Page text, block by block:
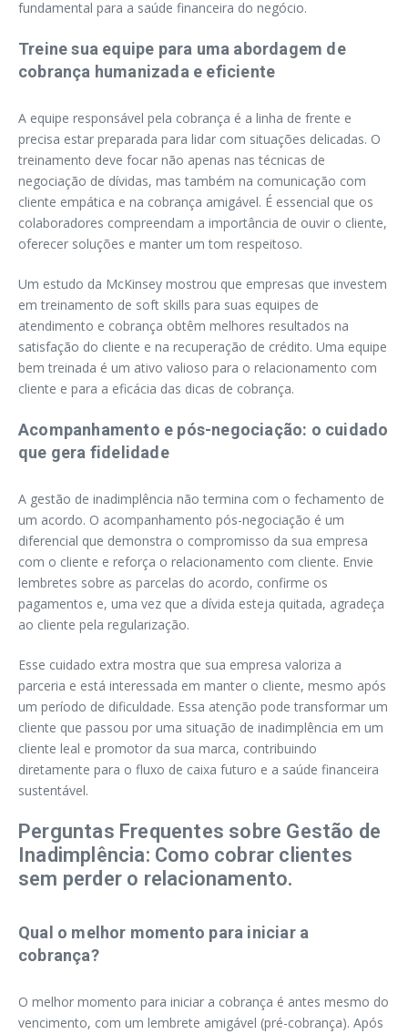
fundamental para a saúde financeira do negócio.
Treine sua equipe para uma abordagem de
cobrança humanizada e eficiente
A equipe responsável pela cobrança é a linha de frente e
precisa estar preparada para lidar com situações delicadas. O
treinamento deve focar não apenas nas técnicas de
negociação de dívidas, mas também na comunicação com
cliente empática e na cobrança amigável. É essencial que os
colaboradores compreendam a importância de ouvir o cliente,
oferecer soluções e manter um tom respeitoso.
Um estudo da McKinsey mostrou que empresas que investem
em treinamento de soft skills para suas equipes de
atendimento e cobrança obtêm melhores resultados na
satisfação do cliente e na recuperação de crédito. Uma equipe
bem treinada é um ativo valioso para o relacionamento com
cliente e para a eficácia das dicas de cobrança.
Acompanhamento e pós-negociação: o cuidado
que gera fidelidade
A gestão de inadimplência não termina com o fechamento de
um acordo. O acompanhamento pós-negociação é um
diferencial que demonstra o compromisso da sua empresa
com o cliente e reforça o relacionamento com cliente. Envie
lembretes sobre as parcelas do acordo, confirme os
pagamentos e, uma vez que a dívida esteja quitada, agradeça
ao cliente pela regularização.
Esse cuidado extra mostra que sua empresa valoriza a
parceria e está interessada em manter o cliente, mesmo após
um período de dificuldade. Essa atenção pode transformar um
cliente que passou por uma situação de inadimplência em um
cliente leal e promotor da sua marca, contribuindo
diretamente para o fluxo de caixa futuro e a saúde financeira
sustentável.
Perguntas Frequentes sobre Gestão de
Inadimplência: Como cobrar clientes
sem perder o relacionamento.
Qual o melhor momento para iniciar a
cobrança?
O melhor momento para iniciar a cobrança é antes mesmo do
vencimento, com um lembrete amigável (pré-cobrança). Após